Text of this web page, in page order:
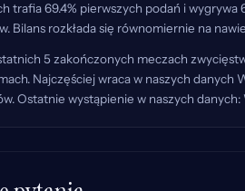
trafia 69.4% pierwszych podań i
rozkłada się równomiernie na
5 zakończonych meczach
Najczęściej wraca w naszych
Ostatnie wystąpienie w naszych